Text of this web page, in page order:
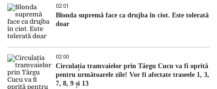
02:01
Blonda supremă face ca drujba în ciot. Este tolerată
doar
02:00
Circulația tramvaielor prin Târgu Cucu va fi oprită
pentru următoarele zile! Vor fi afectate traseele 1, 3,
7, 8, 9 și 13